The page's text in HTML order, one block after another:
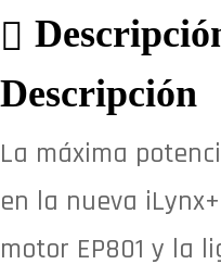
Descripción
La máxima
en la nueva
motor EP801 y la